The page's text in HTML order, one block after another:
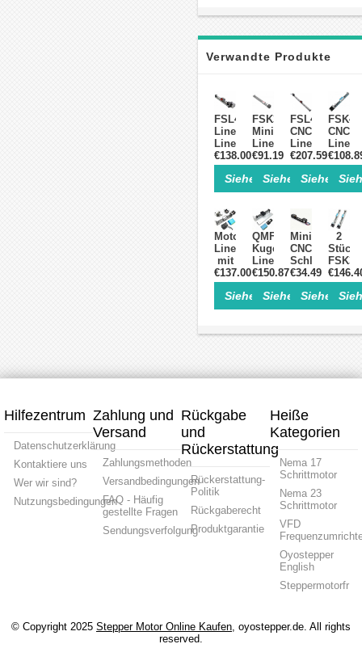
Verwandte Produkte
FSL40
Linearführung
Linearführungsschiene
50-
1000mm
mit
Nema
Schrittmotor
Linearschiene
€138.00
Siehe Einzelheiten>
FSK30J
Miniatur-
Linearführung
CNC
Linearschiene
50–
500mm
Nema
14
Schrittmotor
€91.19
Siehe
FSL40
CNC
Linearführung
Lineartisch
mit
NEMA
23
Schrittmotor
€207.59
Siehe
CNC
50-
mit
23
Motorisierte
Lineartisch
mit
Kugelgewindetrieb
und
Closed
Loop
23
€137.00
Siehe Einzelheiten>
QMF40
Kugelgewindetrieb-
Lineartisch,CNC-
Linearführungsmodul
mit
Schrittmotor
und
€150.87
Siehe
Mini
CNC-
Schlitten
mit
Motorisierte
Lineartische,
1mm
0,07
NEMA11
€34.49
Siehe
2
Stück
mit
NEMA
Hilfezentrum
Datenschutzerklärung
Kontaktiere uns
Wer wir sind?
Nutzungsbedingungen
Zahlung und
Versand
Zahlungsmethoden
Versandbedingungen
FAQ - Häufig
gestellte Fragen
Sendungsverfolgung
Rückgabe
und
Rückerstattung
Rückerstattung-
Politik
Rückgaberecht
Produktgarantie
Heiße
Kategorien
Nema 17
Schrittmotor
Nema 23
Schrittmotor
VFD
Oyostepper
English
Steppermotorfr
© Copyright 2025 Stepper Motor Online Kaufen , oyostepper.de. All rights
reserved.